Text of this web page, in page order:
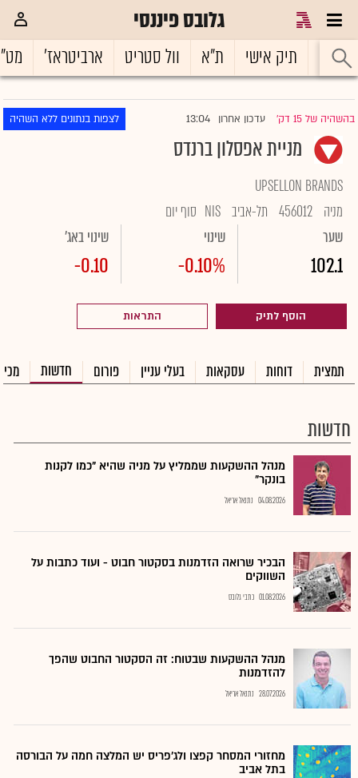
גלובס פיננסי
ראשי תיק אישי ת"א וול סטריט ארביטראז'
בהשהיה של 15 דק' |עדכון אחרון 13:04 לצפות בנתונים ללא השהיה
מניית אפסלון ברנדס
UPSELLON BRANDS
מניה 456012 תל-אביב NIS סוף יום
שער
102.1
שינוי
-0.10%
שינוי באג'
-0.10
הוסף לתיק התראות
תמצית דוחות עסקאות בעלי עניין פורום חדשות
חדשות
מנהל ההשקעות שממליץ על מניה שהיא "כמו לקנות
בונקר"
04.08.2026 נתנאל אריאל
הבכיר שרואה הזדמנות בסקטור חבוט - ועוד כתבות על
השווקים
01.08.2026 כתבי גלובס
מנהל ההשקעות שבטוח: זה הסקטור החבוט שהפך
להזדמנות
28.07.2026 נתנאל אריאל
מחזורי המסחר קפצו ולג'פריס יש המלצה חמה על הבורסה
בתל אביב